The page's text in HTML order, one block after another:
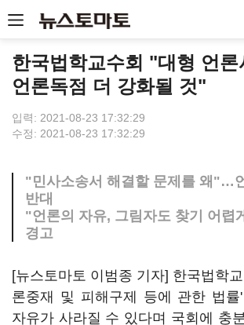
한국법학교수회 "대형 언론
언론독점 더 강화될 것"
입력: 2021-08-23 17:32:29
수정: 2021-08-23 17:32:29
"민사소송서 해결할 문제를 왜"…
반대
"언론의 자유, 그림자도 찾기 어렵
경고
[뉴스토마토 이범종 기자] 한국법학
론중재 및 피해구제 등에 관한 법
자유가 사라질 수 있다며 국회에 충